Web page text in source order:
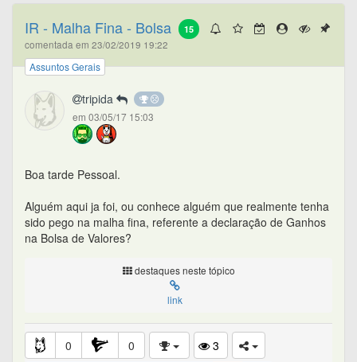
15
IR - Malha Fina - Bolsa
comentada em 23/02/2019 19:22
Assuntos Gerais
tripida
em 03/05/17 15:03
Boa tarde Pessoal.
Alguém aqui ja foi, ou conhece alguém que realmente tenha
sido pego na malha fina, referente a declaração de Ganhos
na Bolsa de Valores?
destaques neste tópico
link
0 0
3